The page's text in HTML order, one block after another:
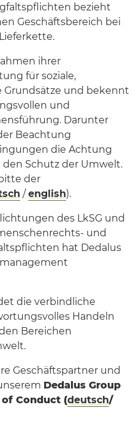
bezieht
Geschäftsbereich bei
ihrer
für soziale,
und bekennt
und
Darunter
Beachtung
die Achtung
Schutz der Umwelt.
der
/english).
des LkSG und
und
hat Dedalus
die verbindliche
Handeln
Bereichen
Geschäftspartner und
Dedalus Group
of Conduct (deutsch/